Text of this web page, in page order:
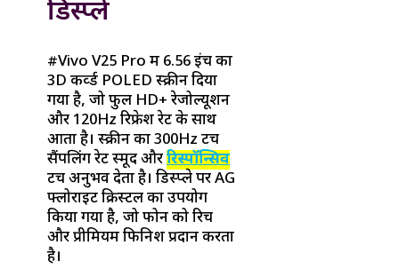
डिस्प्ले
#Vivo V25 Pro में 6.56 इंच का
3D कर्व्ड POLED स्क्रीन दिया
गया है, जो फुल HD+ रेजोल्यूशन
और 120Hz रिफ्रेश रेट के साथ
आता है। स्क्रीन का 300Hz टच
सैंपलिंग रेट स्मूद औररिस्पॉन्सिव
टच अनुभव देता है। डिस्प्ले पर AG
फ्लोराइट क्रिस्टल का उपयोग
किया गया है, जो फोन को रिच
और प्रीमियम फिनिश प्रदान करता
है।